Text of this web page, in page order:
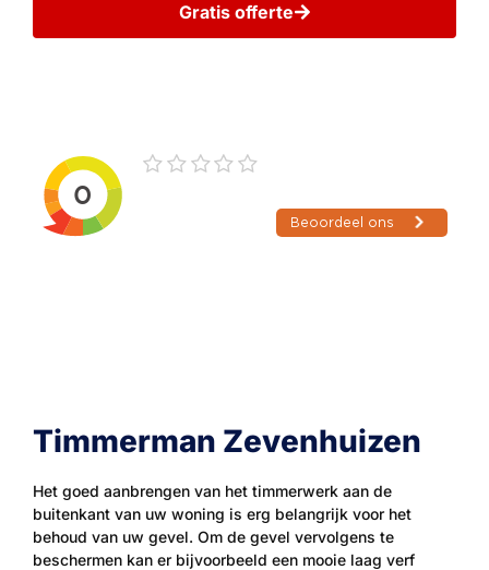
Gratis offerte
Timmerman Zevenhuizen
Het goed aanbrengen van het timmerwerk aan de
buitenkant van uw woning is erg belangrijk voor het
behoud van uw gevel. Om de gevel vervolgens te
beschermen kan er bijvoorbeeld een mooie laag verf